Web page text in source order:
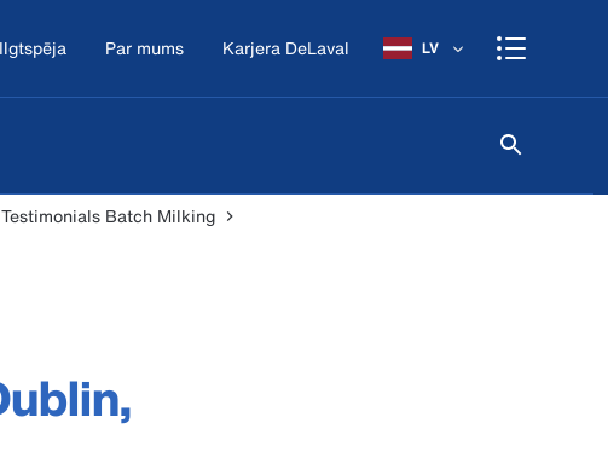
Ilgtspēja Par mums Karjera DeLaval LV
Batch Milking